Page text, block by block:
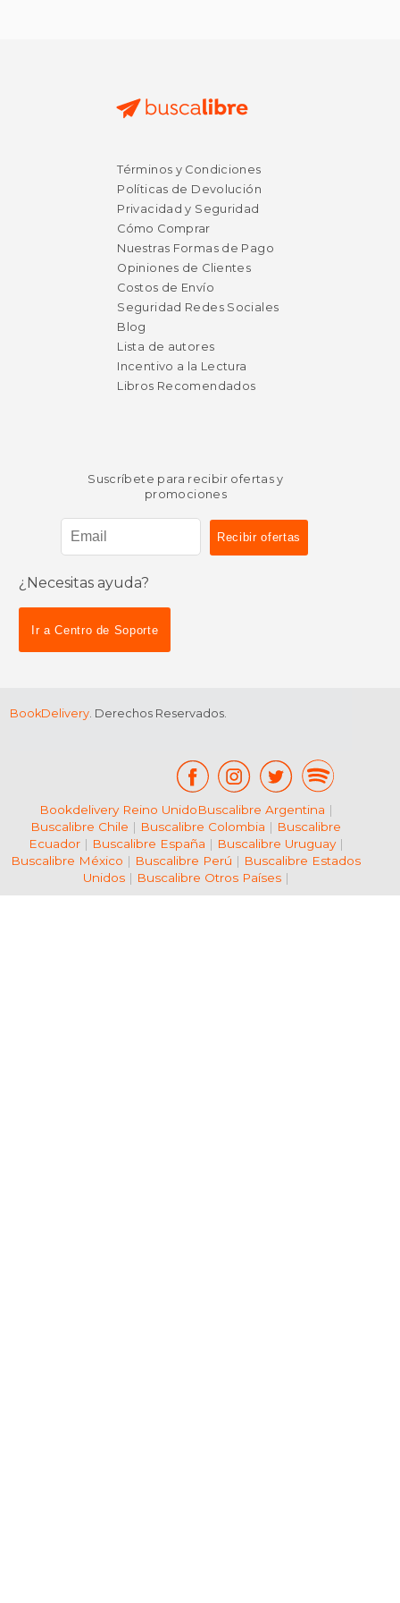
$ 33.93
$ 28.84
50%
50% $ 55.26
$ 27.63
Términos y Condiciones
Políticas de Devolución
Privacidad y Seguridad
Cómo Comprar
Nuestras Formas de Pago
Opiniones de Clientes
Costos de Envío
Seguridad Redes Sociales
Blog
Lista de autores
Incentivo a la Lectura
Libros Recomendados
Suscríbete para recibir ofertas y
promociones
¿Necesitas ayuda?
Ir a Centro de Soporte
BookDelivery. Derechos Reservados.
Bookdelivery Reino UnidoBuscalibre Argentina |
Buscalibre Chile | Buscalibre Colombia | Buscalibre
Ecuador| Buscalibre España | Buscalibre Uruguay|
Buscalibre México | Buscalibre Perú | Buscalibre Estados
Unidos| Buscalibre Otros Países|